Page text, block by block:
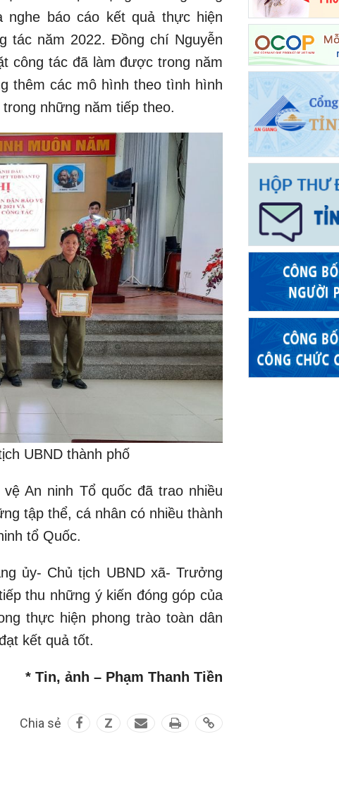
nghe báo cáo kết quả thực hiện
tác năm 2022. Đồng chí Nguyễn
công tác đã làm được trong năm
thêm các mô hình theo tình hình
những năm tiếp theo.
UBND thành phố
An ninh Tổ quốc đã trao nhiều
tập thể, cá nhân có nhiều thành
tổ Quốc.
ủy- Chủ tịch UBND xã- Trưởng
thu những ý kiến đóng góp của
thực hiện phong trào toàn dân
kết quả tốt.
* Tin, ảnh – Phạm Thanh Tiền
Chia sẻ Z